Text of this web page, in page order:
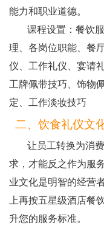
能力和职业道德。
课程设置：餐饮
理、各岗位职能、餐
仪、工作礼仪、宴请
工牌佩带技巧、饰物
定、工作淡妆技巧
二、饮食礼仪文
让员工转换为消
求，才能反之作为服
业文化是明智的经营
上再按五星级酒店餐
升您的服务标准。